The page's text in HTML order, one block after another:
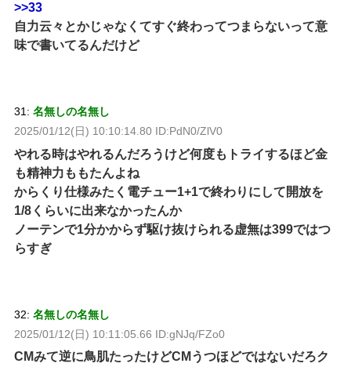
>>33
自力云々とかじゃなくてすぐ終わってつまらないって意
味で書いてるんだけど
31: 名無しの名無し
2025/01/12(日) 10:10:14.80 ID:PdN0/ZlV0
やれる時はやれるんだろうけど何度もトライするほど金
も精神力ももたんよね
からくり仕様みたく電チュー1+1で終わりにして開放を
1/8くらいに出来なかったんか
ノーテンで1分かからず駆け抜けられる虚無は399ではつ
らすぎ
32: 名無しの名無し
2025/01/12(日) 10:11:05.66 ID:gNJq/FZo0
CMみて逆に鳥肌たったけどCMうつほどではないだろク